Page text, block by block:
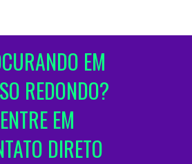
EM
REDONDO?
ENTRE EM
DIRETO